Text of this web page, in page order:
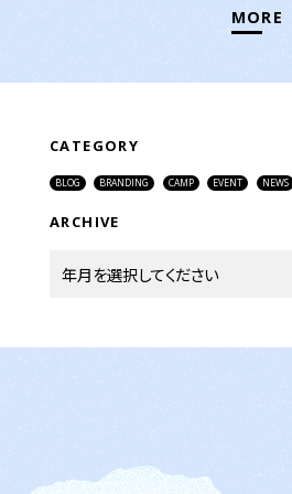
MORE
CATEGORY
BLOG BRANDING CAMP EVENT NEWS
ARCHIVE